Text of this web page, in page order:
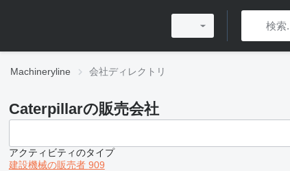
Machineryline 会社ディレクトリ
Caterpillarの販売会社
アクティビティのタイプ
建設機械の販売者 909